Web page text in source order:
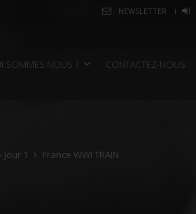
NEWSLETTER
SOMMES NOUS ? CONTACTEZ-NOUS
1 France WWI TRAIN